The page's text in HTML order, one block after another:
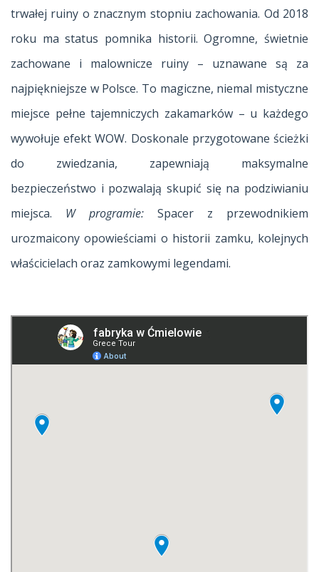
trwałej ruiny o znacznym stopniu zachowania. Od 2018
roku ma status pomnika historii. Ogromne, świetnie
zachowane i malownicze ruiny – uznawane są za
najpiękniejsze w Polsce. To magiczne, niemal mistyczne
miejsce pełne tajemniczych zakamarków – u każdego
wywołuje efekt WOW. Doskonale przygotowane ścieżki
do zwiedzania, zapewniają maksymalne
bezpieczeństwo i pozwalają skupić się na podziwianiu
miejsca. W programie: Spacer z przewodnikiem
urozmaicony opowieściami o historii zamku, kolejnych
właścicielach oraz zamkowymi legendami.